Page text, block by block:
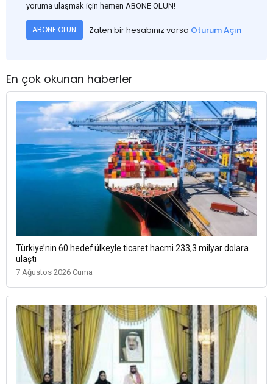
yoruma ulaşmak için hemen ABONE OLUN!
ABONE OLUN Zaten bir hesabınız varsa Oturum Açın
En çok okunan haberler
Türkiye’nin 60 hedef ülkeyle ticaret hacmi 233,3 milyar dolara
ulaştı
7 Ağustos 2026 Cuma